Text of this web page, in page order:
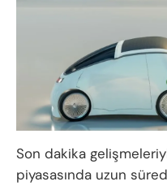
Son dakika
piyasasında uzun